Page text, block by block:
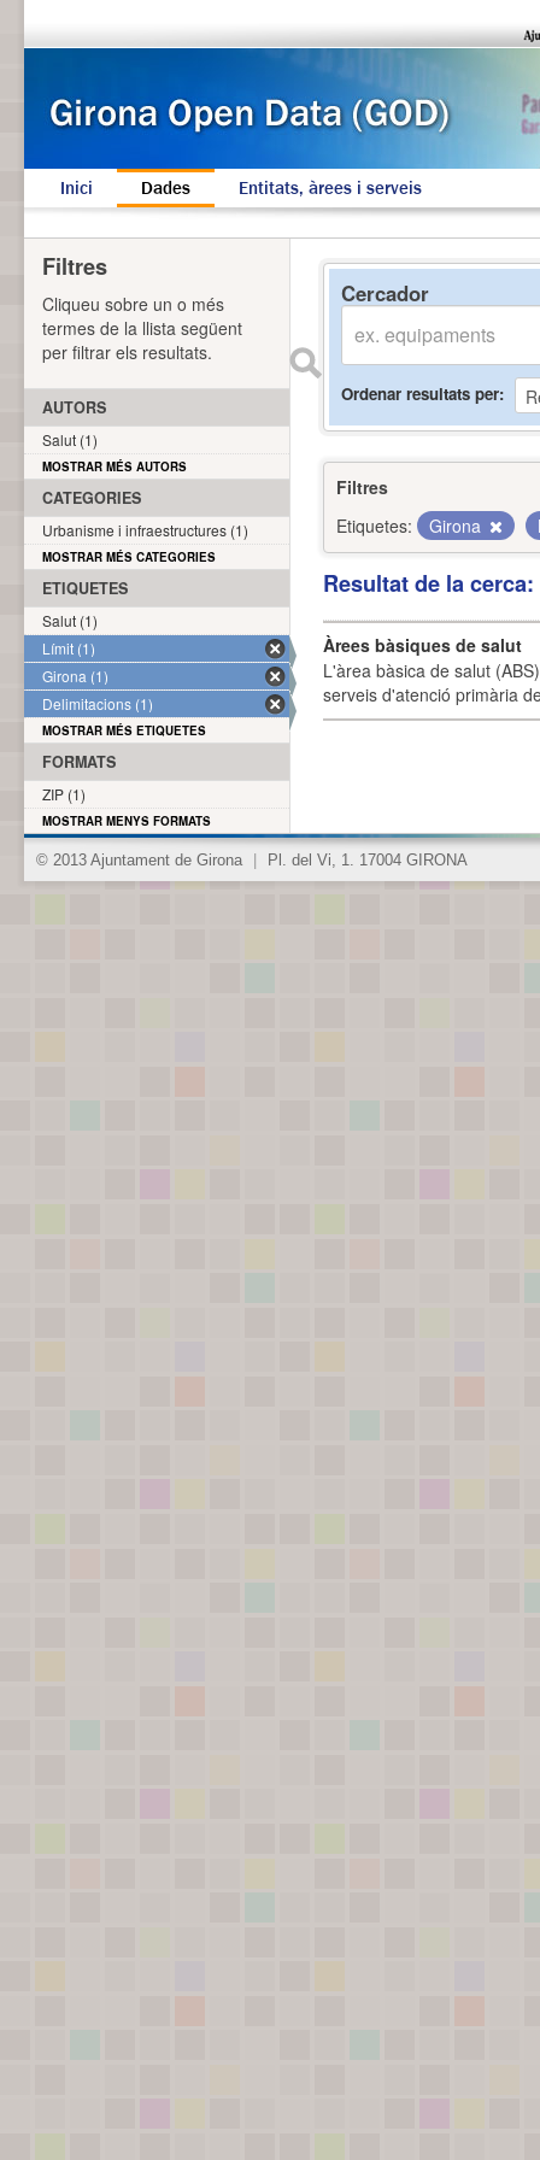
Inici Dades Entitats, àrees i serveis
Cercador
Ordenar resultats per
Filtres
Etiquetes:
Girona
Resultat de la
Àrees bàsiques de salut
L'àrea bàsica de salut
serveis d'atenció primària
Filtres
Cliqueu sobre un o més
termes de la llista següent
per filtrar els resultats.
AUTORS
Salut (1)
MOSTRAR MÉS AUTORS
CATEGORIES
Urbanisme i infraestructures (1)
MOSTRAR MÉS CATEGORIES
ETIQUETES
Salut (1)
Límit (1)
Girona (1)
Delimitacions (1)
MOSTRAR MÉS ETIQUETES
FORMATS
ZIP (1)
MOSTRAR MENYS FORMATS
© 2013 Ajuntament de Girona Pl. del Vi, 1. 17004 GIRONA